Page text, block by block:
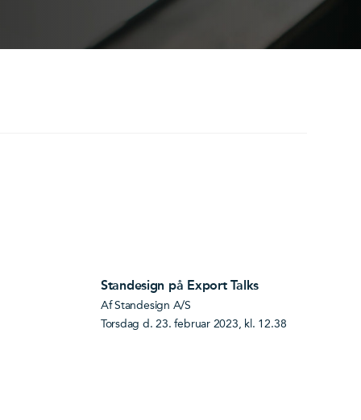
Standesign på Export Talks
Af Standesign A/S
torsdag d. 23. februar 2023, kl. 12.38